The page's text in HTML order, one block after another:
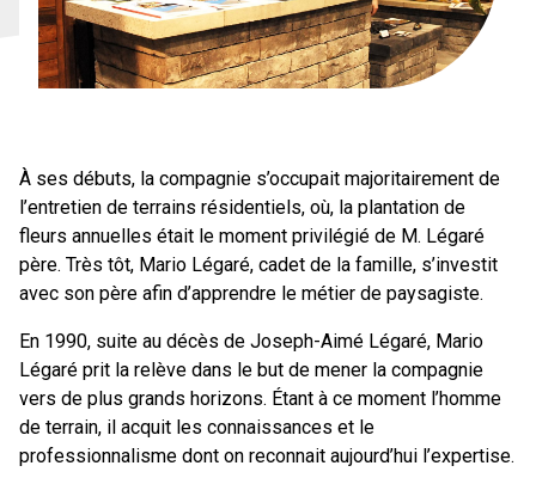
À ses débuts, la compagnie s’occupait majoritairement de
l’entretien de terrains résidentiels, où, la plantation de
fleurs annuelles était le moment privilégié de M. Légaré
père. Très tôt, Mario Légaré, cadet de la famille, s’investit
avec son père afin d’apprendre le métier de paysagiste.
En 1990, suite au décès de Joseph-Aimé Légaré, Mario
Légaré prit la relève dans le but de mener la compagnie
vers de plus grands horizons. Étant à ce moment l’homme
de terrain, il acquit les connaissances et le
professionnalisme dont on reconnait aujourd’hui l’expertise.